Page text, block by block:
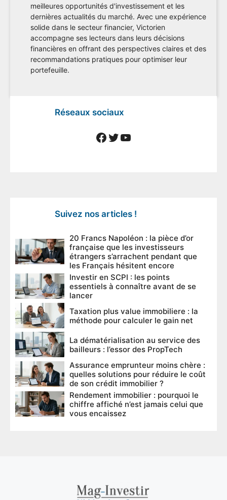
meilleures opportunités d'investissement et les
dernières actualités du marché. Avec une expérience
solide dans le secteur financier, Victorien
accompagne ses lecteurs dans leurs décisions
financières en offrant des perspectives claires et des
recommandations pratiques pour optimiser leur
portefeuille.
Réseaux sociaux
Facebook
Twitter
YouTube
Suivez nos articles !
20 Francs Napoléon : la pièce d’or
française que les investisseurs
étrangers s’arrachent pendant que
les Français hésitent encore
Investir en SCPI : les points
essentiels à connaître avant de se
lancer
Taxation plus value immobiliere : la
méthode pour calculer le gain net
La dématérialisation au service des
bailleurs : l’essor des PropTech
Assurance emprunteur moins chère :
quelles solutions pour réduire le coût
de son crédit immobilier ?
Rendement immobilier : pourquoi le
chiffre affiché n’est jamais celui que
vous encaissez